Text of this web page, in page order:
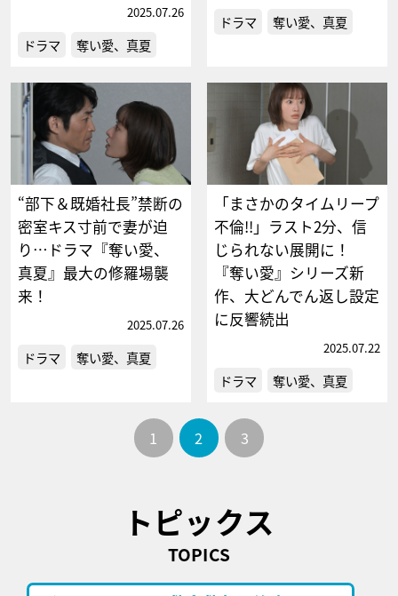
2025.07.26
ドラマ 奪い愛、真夏
ドラマ 奪い愛、真夏
“部下＆既婚社長”禁断の
密室キス寸前で妻が迫
り…ドラマ『奪い愛、
真夏』最大の修羅場襲
来！
2025.07.26
ドラマ 奪い愛、真夏
「まさかのタイムリープ
不倫!!」ラスト2分、信
じられない展開に！
『奪い愛』シリーズ新
作、大どんでん返し設定
に反響続出
2025.07.22
ドラマ 奪い愛、真夏
1 2 3
トピックス
TOPICS